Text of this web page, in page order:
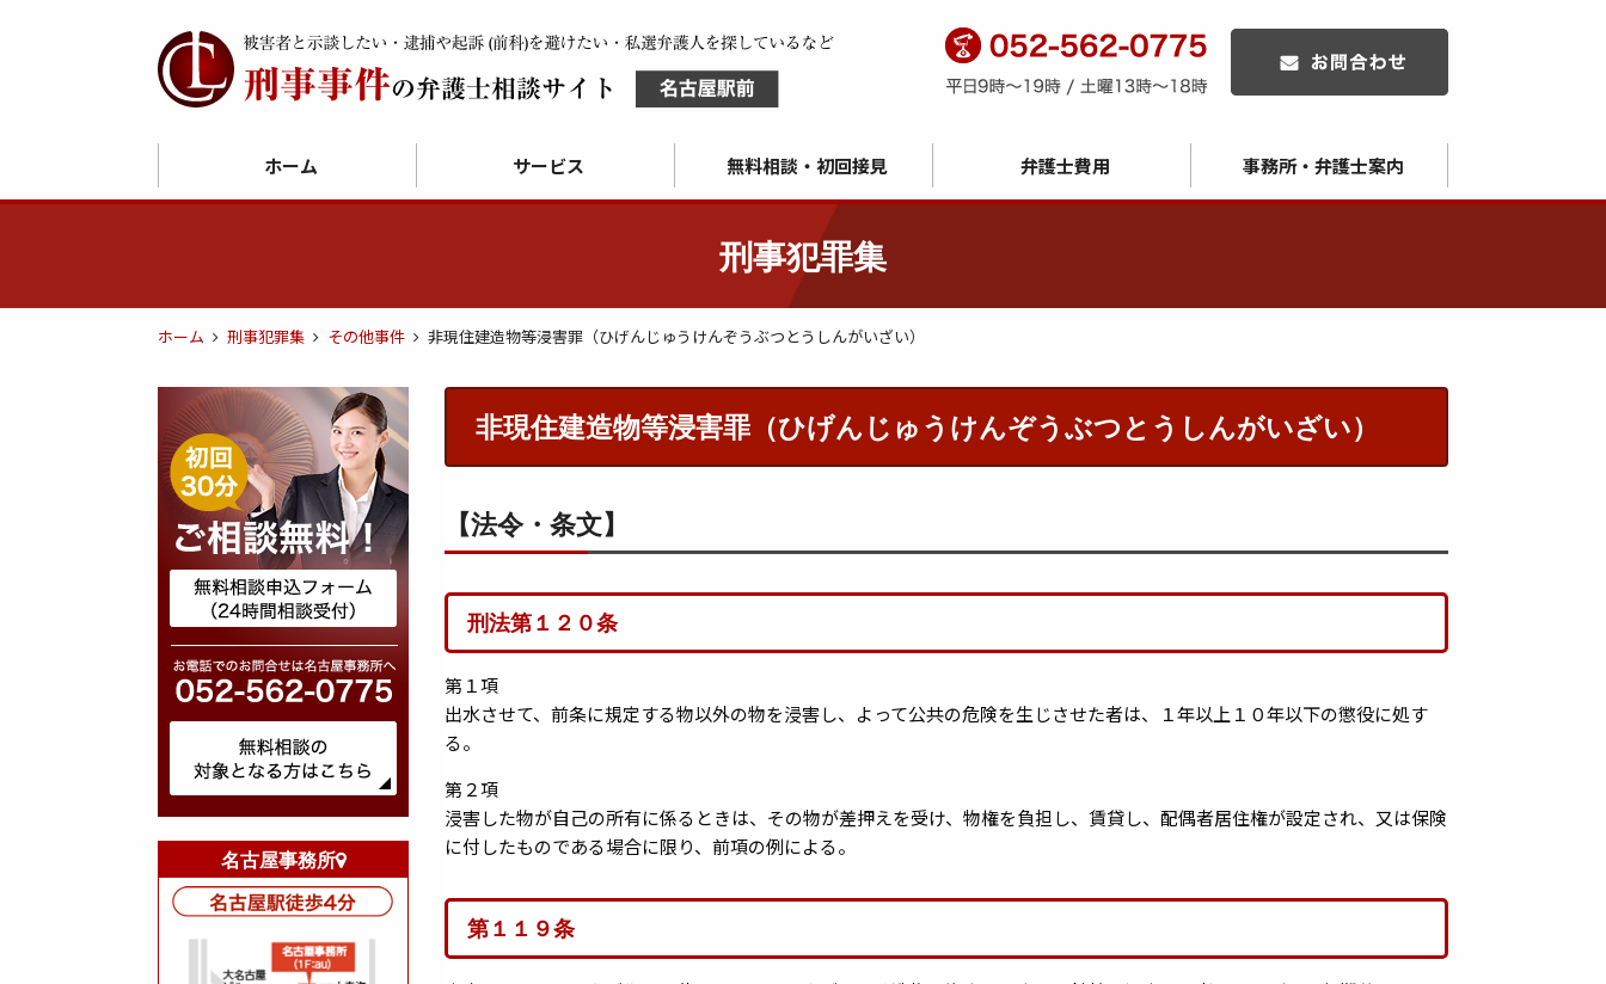
ホーム サービス 無料相談・初回接見 弁護士費用 事務所・弁護士案内
刑事犯罪集
ホーム 刑事犯罪集 その他事件 非現住建造物等浸害罪（ひげんじゅうけんぞうぶつとうしんがいざい）
非現住建造物等浸害罪（ひげんじゅうけんぞうぶつとうしんがいざい）
【法令・条文】
刑法第１２０条
第１項
出水させて、前条に規定する物以外の物を浸害し、よって公共の危険を生じさせた者は、１年以上１０年以下の懲役に処す
る。
第２項
浸害した物が自己の所有に係るときは、その物が差押えを受け、物権を負担し、賃貸し、配偶者居住権が設定され、又は保険
に付したものである場合に限り、前項の例による。
第１１９条
名古屋事務所